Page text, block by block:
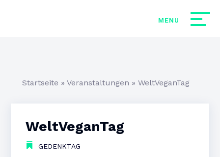
Startseite » Veranstaltungen » WeltVeganTag
WeltVeganTag
GEDENKTAG